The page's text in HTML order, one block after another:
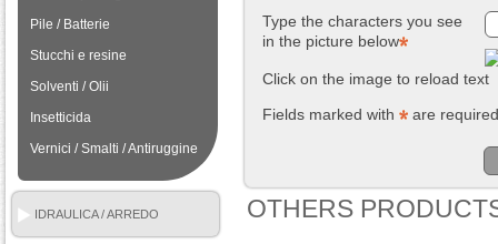
Pile / Batterie
Stucchi e resine
Solventi / Olii
Insetticida
Vernici / Smalti / Antiruggine
IDRAULICA / ARREDO
BAGNO
Type the characters you see
in the picture below
Click on the image to reload text
Fields marked with
are required
OTHERS